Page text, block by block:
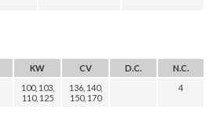
KW CV D.C.
N.C.
100, 103,
110, 125
136, 140,
150, 170
4